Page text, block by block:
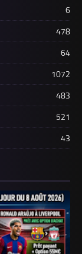
6
478
64
1072
483
521
43